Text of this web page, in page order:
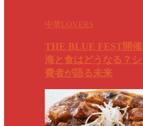
中華LOVERS
THE BLUE FEST開
海と食はどうなる？
費者が語る未来